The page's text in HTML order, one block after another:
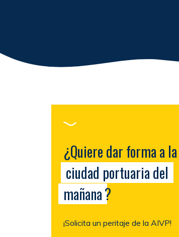
¿Quiere dar forma a la
ciudad portuaria del
mañana?
¡Solicita un peritaje de la AIVP!